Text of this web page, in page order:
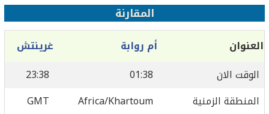
المقارنة
العنوان أم روابة
غرينتش
الوقت الان
01:38
23:38
المنطقة الزمنية
Africa/Khartoum
GMT